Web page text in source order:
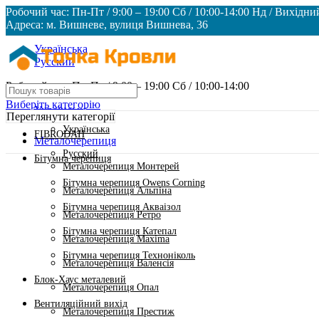
Робочий час: Пн-Пт / 9:00 – 19:00 Сб / 10:00-14:00 Нд /
Адреса: м. Вишневе, вулиця Вишнева, 36
Українська
Русский
Робочий час: Пн-Пт / 9:00 – 19:00 Сб / 10:00-14:00
Українська
Українська
Русский
Виберіть категорію
FIBRODAH
Бітумна черепиця
Бітумна черепиця Owens Corning
Бітумна черепиця Акваізол
Бітумна черепиця Катепал
Бітумна черепиця Техноніколь
Блок-Хаус металевий
Вентиляційний вихід
Переглянути категорії
Металочерепиця
Металочерепиця Монтерей
Металочерепиця Альпіна
Металочерепиця Ретро
Металочерепиця Maxima
Металочерепиця Валенсія
Металочерепиця Опал
Металочерепиця Престиж